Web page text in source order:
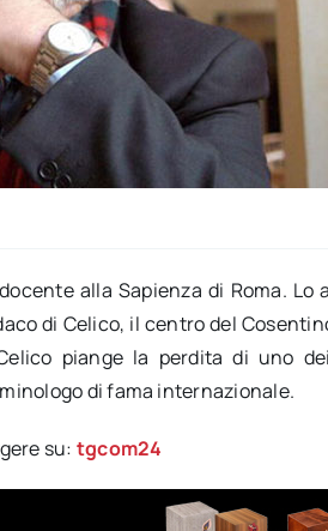
alla Sapienza di Roma. Lo
di Celico, il centro del
piange la perdita di uno
di fama internazionale.
su: tgcom24